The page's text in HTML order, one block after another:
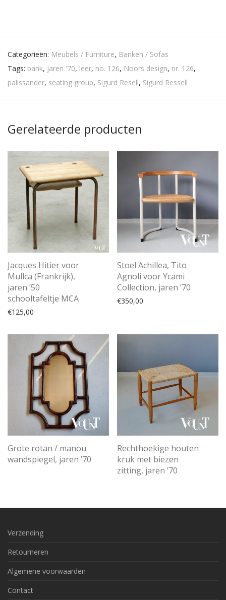
Categorieën: Meubels / Furniture, Banken / Sofas
Tags: bank, jaren '70, leer, no. 126, Noors design, nr. 126,
palissander, seating group, Sigurd Resell, Sigurd Ressell
Gerelateerde producten
Jacques Hitier voor
Mullca (Frankrijk),
jaren ’50
schooltafeltje MCA
€125,00
Stoel Achillea, Tito
Agnoli voor Ycami
Collection, jaren ’70
€350,00
Grote rotan / manou
wandspiegel, jaren ’70
Rechthoekige houten
kruk met biezen
zitting, jaren ’70
Verzending
Retourneren
Algemene voorwaarden
Contact